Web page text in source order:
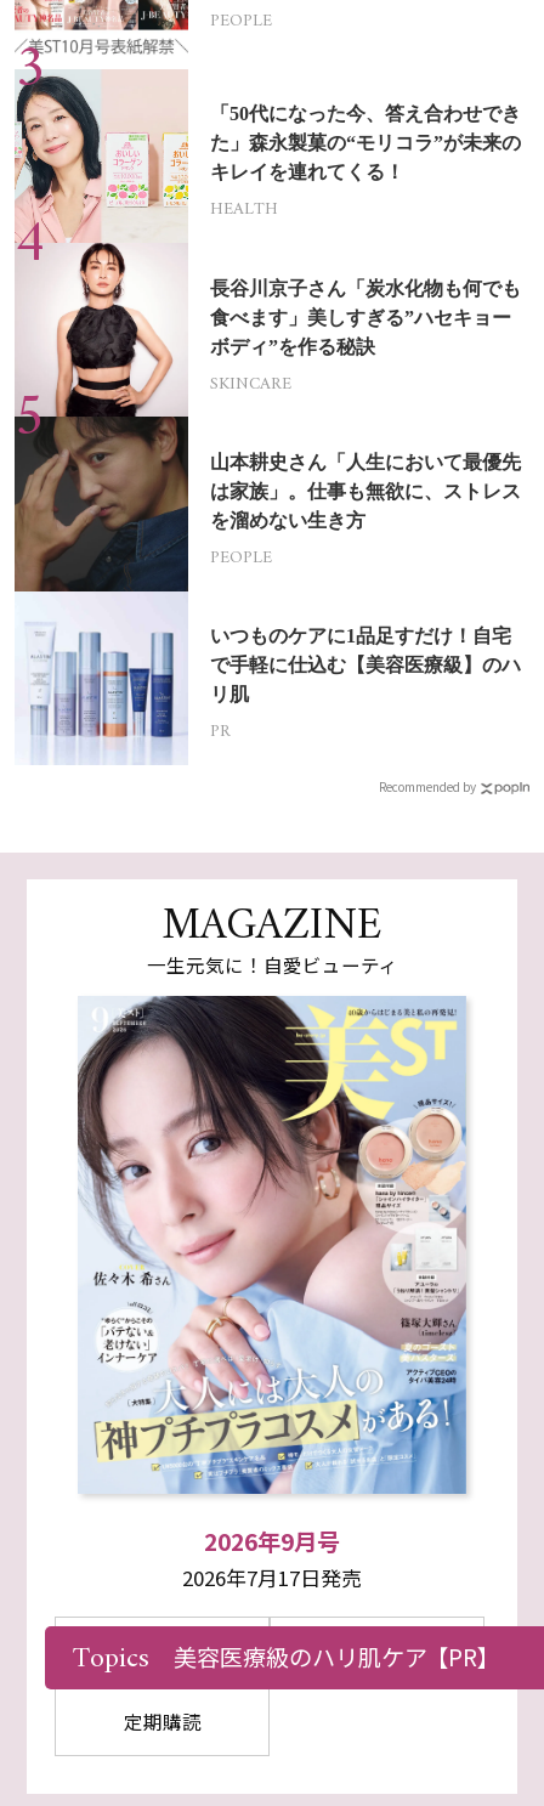
PEOPLE
「50代になった今、答え合わせでき
た」森永製菓の“モリコラ”が未来の
キレイを連れてくる！
HEALTH
長谷川京子さん「炭水化物も何でも
食べます」美しすぎる”ハセキョー
ボディ”を作る秘訣
SKINCARE
山本耕史さん「人生において最優先
は家族」。仕事も無欲に、ストレス
を溜めない生き方
PEOPLE
いつものケアに1品足すだけ！自宅
で手軽に仕込む【美容医療級】のハ
リ肌
PR
Recommended by
MAGAZINE
一生元気に！自愛ビューティ
2026年9月号
2026年7月17日発売
最新号を購入 試し読み
定期購読
Topics 美容医療級のハリ肌ケア【PR】